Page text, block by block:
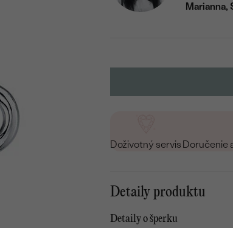
Marianna,
Doživotný servis Doručenie
Detaily produktu
Detaily o šperku